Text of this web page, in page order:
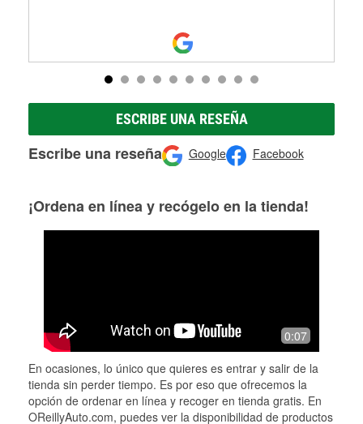
ESCRIBE UNA RESEÑA
Escribe una reseña Google Facebook
¡Ordena en línea y recógelo en la tienda!
0:07
En ocasiones, lo único que quieres es entrar y salir de la
tienda sin perder tiempo. Es por eso que ofrecemos la
opción de ordenar en línea y recoger en tienda gratis. En
OReillyAuto.com, puedes ver la disponibilidad de productos